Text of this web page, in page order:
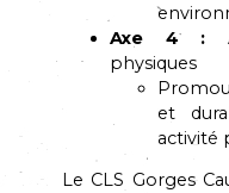
Axe 4 :
physiques
et
activité
Le CLS Gorges